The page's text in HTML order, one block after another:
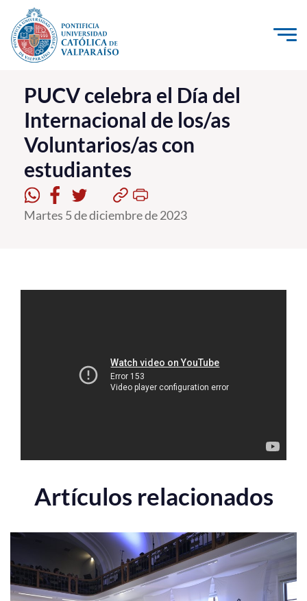
Click acá para ir directamente al contenido
La Universidad
Investigación, Creación e Innovación
PUCV Internacional
Vinculación con el Medio
Admisión
PUCV celebra el Día del
Internacional de los/as
Voluntarios/as con
estudiantes
Martes 5 de diciembre de 2023
Artículos relacionados